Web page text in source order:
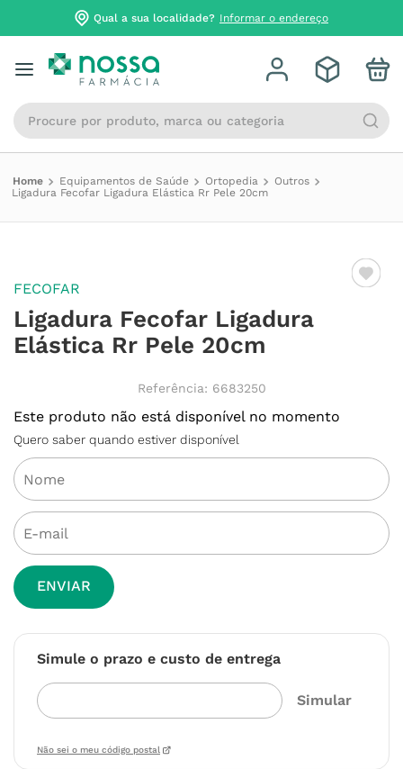
Qual a sua localidade? Informar o endereço
Procure por produto, marca ou categoria
Equipamentos de Saúde Ortopedia
Outros
Ligadura Fecofar Ligadura Elástica Rr Pele 20cm
FECOFAR
Ligadura Fecofar Ligadura
Elástica Rr Pele 20cm
Referência: 6683250
Este produto não está disponível no momento
Quero saber quando estiver disponível
ENVIAR
Simule o prazo e custo de entrega
Não sei o meu código postal